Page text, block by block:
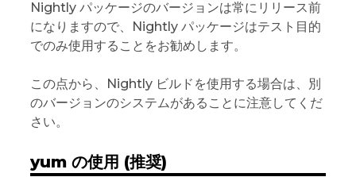
Nightly パッケージのバージョンは常にリリース前
になりますので、Nightly パッケージはテスト目的
でのみ使用することをお勧めします。
この点から、Nightly ビルドを使用する場合は、別
のバージョンのシステムがあることに注意してくだ
さい。
yum の使用 (推奨)